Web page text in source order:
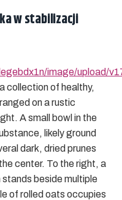
w stabilizacji
image/upload/
collection of healthy,
on a rustic
A small bowl in the
likely ground
dark, dried prunes
center. To the right, a
beside multiple
of rolled oats occupies